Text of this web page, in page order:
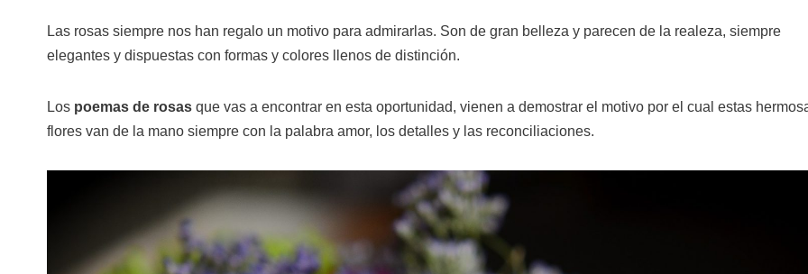
Las rosas siempre nos han regalo un motivo para admirarlas. Son de gran belleza y parecen de la realeza, siempre
elegantes y dispuestas con formas y colores llenos de distinción.
Los poemas de rosas que vas a encontrar en esta oportunidad, vienen a demostrar el motivo por el cual estas
flores van de la mano siempre con la palabra amor, los detalles y las reconciliaciones.